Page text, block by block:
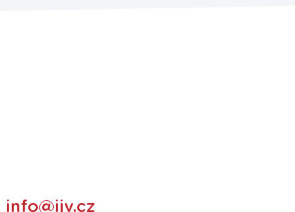
info@ijv.cz